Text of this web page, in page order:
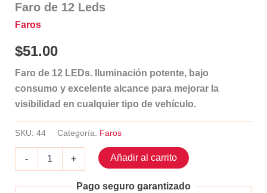
Faro de 12 Leds
Faros
$51.00
Faro de 12 LEDs. Iluminación potente, bajo
consumo y excelente alcance para mejorar la
visibilidad en cualquier tipo de vehículo.
SKU: 44 Categoría: Faros
-
Leds
+ Añadir al carrito
Pago seguro garantizado